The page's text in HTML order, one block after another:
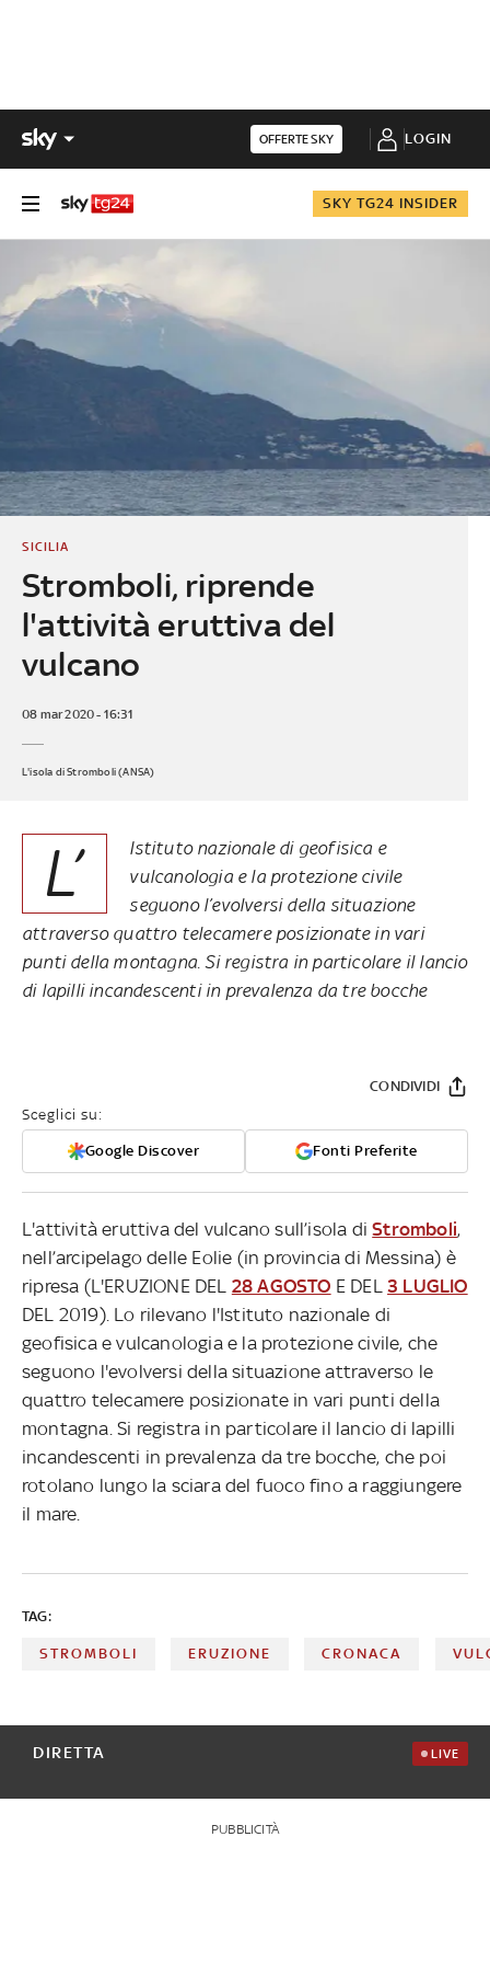
OFFERTE SKY LOGIN
SKY TG24 INSIDER
Stromboli, riprende
l'attività eruttiva del
vulcano
SICILIA
08 mar 2020 - 16:31
L'isola di Stromboli (ANSA)
L’
Istituto nazionale di geofisica e
vulcanologia e la protezione civile
seguono l’evolversi della situazione
attraverso quattro telecamere posizionate in vari
punti della montagna. Si registra in particolare il lancio
di lapilli incandescenti in prevalenza da tre bocche
Sceglici su:
Google Discover Fonti Preferite
CONDIVIDI
L'attività eruttiva del vulcano sull’isola diStromboli,
nell’arcipelago delle Eolie (in provincia di Messina) è
ripresa (L'ERUZIONE DEL 28 AGOSTO E DEL3 LUGLIO
DEL 2019). Lo rilevano l'Istituto nazionale di
geofisica e vulcanologia e la protezione civile, che
seguono l'evolversi della situazione attraverso le
quattro telecamere posizionate in vari punti della
montagna. Si registra in particolare il lancio di lapilli
incandescenti in prevalenza da tre bocche, che poi
rotolano lungo la sciara del fuoco fino a raggiungere
il mare.
TAG:
STROMBOLI ERUZIONE CRONACA
DIRETTA LIVE
PUBBLICITÀ